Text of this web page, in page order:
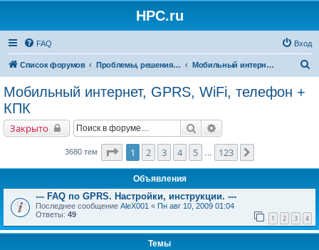
HPC.ru
FAQ Вход
Список форумов Проблемы, решения, советы Мобильный интернет, GPRS, WiFi, телефон + КПК
Мобильный интернет, GPRS, WiFi, телефон +
КПК
Закрыто Поиск
3680 тем Страница1 из 123
1 2 3 4 5 123
Объявления
--- FAQ по GPRS. Настройки, инструкции. ---
Последнее сообщение AleX001 « Пн авг 10, 2009 01:04
Ответы: 49 1 2 3 4
Темы